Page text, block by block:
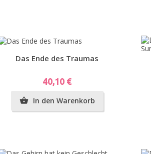
Vorschau
Das Ende des Traumas
Preis
40,10 €
 In den Warenkorb